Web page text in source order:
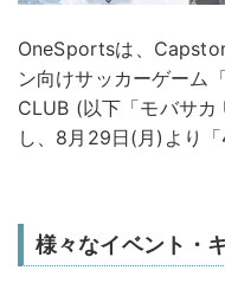
OneSportsは、
ン向けサッカーゲーム
CLUB (以下「モバサ
し、8月29日(月)より「
様々なイベント・